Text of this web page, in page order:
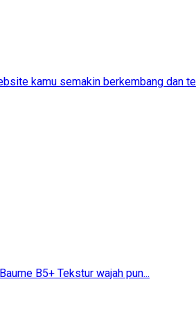
kamu semakin berkembang dan
B5+​​ Tekstur wajah pun...